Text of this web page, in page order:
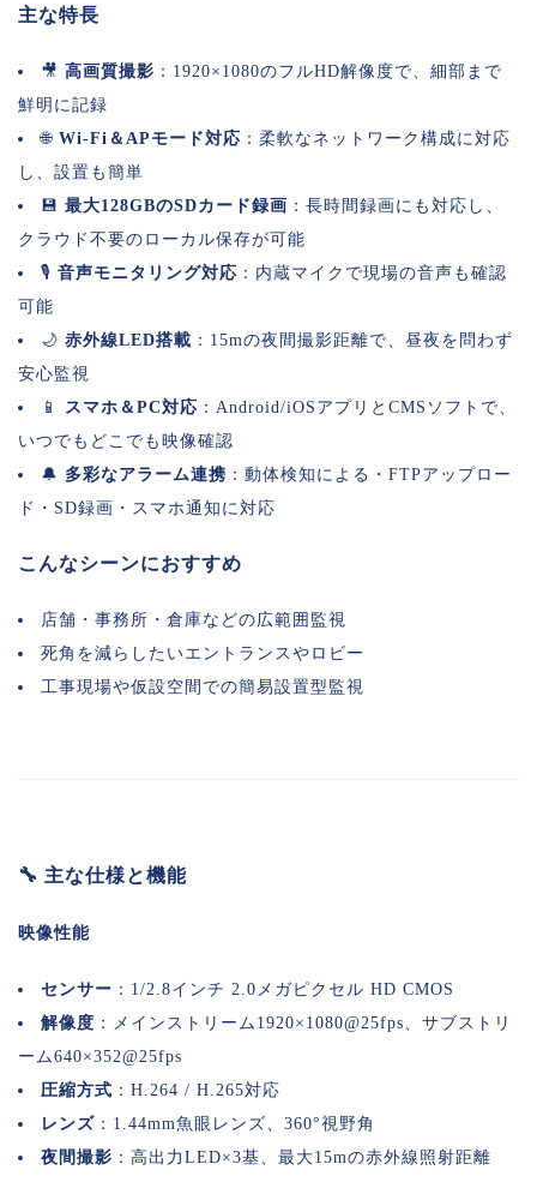
主な特長
🎥 高画質撮影 ：1920×1080のフルHD解像度で、細部まで
鮮明に記録
🌐 Wi-Fi＆APモード対応 ：柔軟なネットワーク構成に対応
し、設置も簡単
💾 最大128GBのSDカード録画 ：長時間録画にも対応し、
クラウド不要のローカル保存が可能
🎙️ 音声モニタリング対応 ：内蔵マイクで現場の音声も確認
可能
🌙 赤外線LED搭載 ：15mの夜間撮影距離で、昼夜を問わず
安心監視
📱
スマホ＆PC対応 ：Android/iOSアプリとCMSソフトで、
いつでもどこでも映像確認
🔔 多彩なアラーム連携 ：動体検知による・FTPアップロー
ド・SD録画・スマホ通知に対応
こんなシーンにおすすめ
店舗・事務所・倉庫などの広範囲監視
死角を減らしたいエントランスやロビー
工事現場や仮設空間での簡易設置型監視
🔧 主な仕様と機能
映像性能
センサー ：1/2.8インチ 2.0メガピクセル HD CMOS
解像度 ：メインストリーム1920×1080@25fps、サブストリ
ーム640×352@25fps
圧縮方式 ：H.264 / H.265対応
レンズ ：1.44mm魚眼レンズ、360°視野角
夜間撮影 ：高出力LED×3基、最大15mの赤外線照射距離